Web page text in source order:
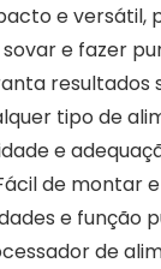
e versátil,
e fazer
resultados
tipo de
e
de montar
e função
de